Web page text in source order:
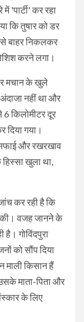
'पार्टी' कर रहा
कि तुषार को डर
से बाहर निकलकर
करने लगा।
मचान के खुले
नहीं था और
किलोमीटर दूर
दिया गया।
सफाई और रखरखाव
खुला था,
कर रही है कि
की। वजह जानने के
है। गोविंदपुरा
को सौंप दिया
माली किसान हैं
माता-पिता और
के लिए